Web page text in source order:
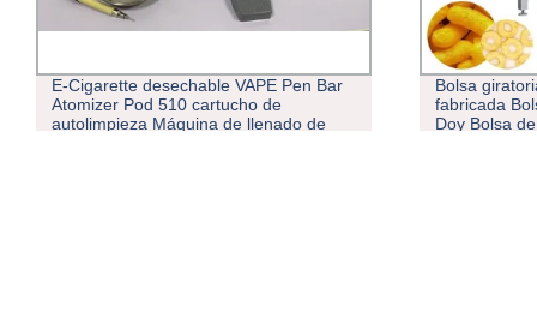
E-Cigarette desechable VAPE Pen Bar
Atomizer Pod 510 cartucho de
autolimpieza Máquina de llenado de
Bolsa
fabricada
Doy Bolsa